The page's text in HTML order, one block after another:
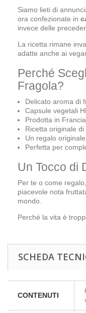
Siamo lieti di
ora confezionate in
invece delle
La ricetta rimane
adatte anche ai
Perché
Fragola?
Delicato aroma di
Capsule vegetali
Prodotta in Francia
Ricetta originale
Un regalo
Perfetta per
Un Tocco di
Per te o come
piacevole nota
mondo.
Perché la vita è
SCHEDA
CONTENUTI